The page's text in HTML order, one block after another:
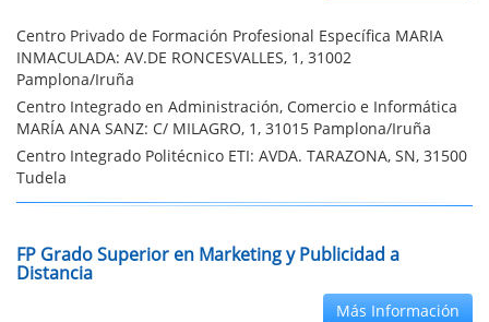
Centro Privado de Formación Profesional Específica MARIA
INMACULADA: AV.DE RONCESVALLES, 1, 31002
Pamplona/Iruña
Centro Integrado en Administración, Comercio e Informática
MARÍA ANA SANZ: C/ MILAGRO, 1, 31015 Pamplona/Iruña
Centro Integrado Politécnico ETI: AVDA. TARAZONA, SN, 31500
Tudela
FP Grado Superior en Marketing y Publicidad a
Distancia
Más Información